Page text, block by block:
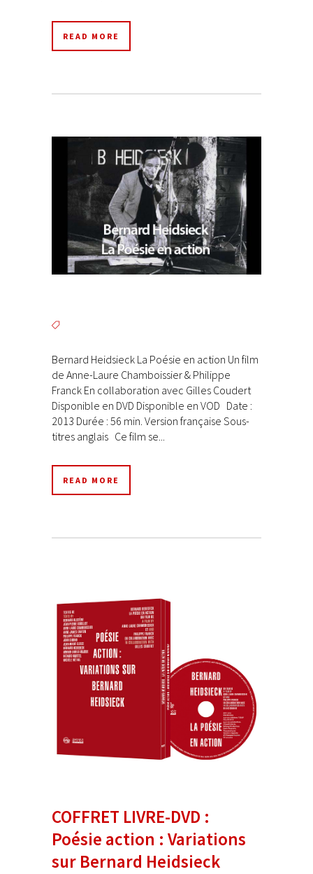
READ MORE
Bernard Heidsieck La Poésie en action Un film
de Anne-Laure Chamboissier & Philippe
Franck En collaboration avec Gilles Coudert
Disponible en DVD Disponible en VOD Date :
2013 Durée : 56 min. Version française Sous-
titres anglais Ce film se...
READ MORE
COFFRET LIVRE-DVD :
Poésie action : Variations
sur Bernard Heidsieck